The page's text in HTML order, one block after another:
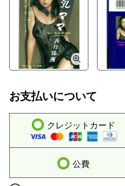
お支払いについて
クレジットカード
公費